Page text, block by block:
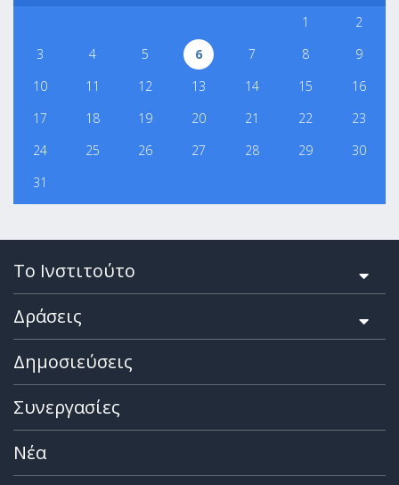
1
2
3
4 5 6 7 8
9
10
11 12 13 14 15
16
17
18 19 20 21 22
23
24
25 26 27 28 29
30
31
Το Ινστιτούτο
Δράσεις
Δημοσιεύσεις
Συνεργασίες
Νέα